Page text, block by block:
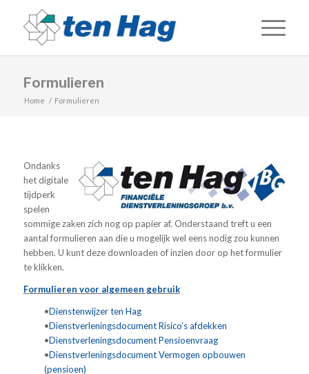
Formulieren
Home / Formulieren
Ondanks
het digitale
tijdperk
spelen
sommige zaken zich nog op papier af. Onderstaand treft u een
aantal formulieren aan die u mogelijk wel eens nodig zou kunnen
hebben. U kunt deze downloaden of inzien door op het formulier
te klikken.
Formulieren voor algemeen gebruik
•Dienstenwijzer ten Hag
•Dienstverleningsdocument Risico’s afdekken
•Dienstverleningsdocument Pensioenvraag
•Dienstverleningsdocument Vermogen opbouwen
(pensioen)